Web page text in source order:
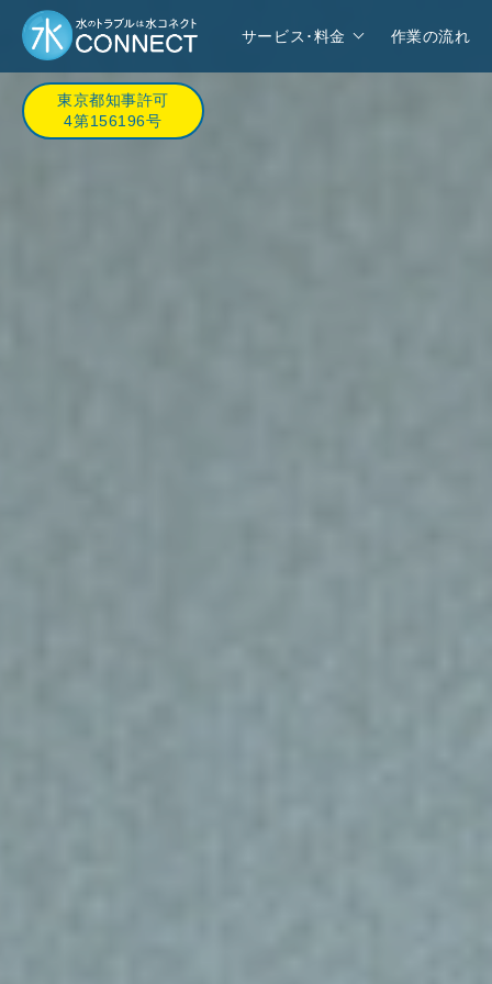
サービス･料金 作業の流れ
東京都知事許可
4第156196号